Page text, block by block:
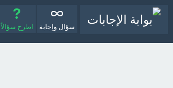
سؤال وإجابة اطرح سؤالاً